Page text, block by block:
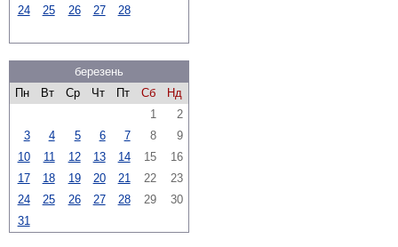
24
25 26 27 28
березень
Пн
Вт Ср Чт Пт Сб
Нд
1
2
3
4 5 6 7 8
9
10
11 12 13 14 15
16
17
18 19 20 21 22
23
24
25 26 27 28 29
30
31